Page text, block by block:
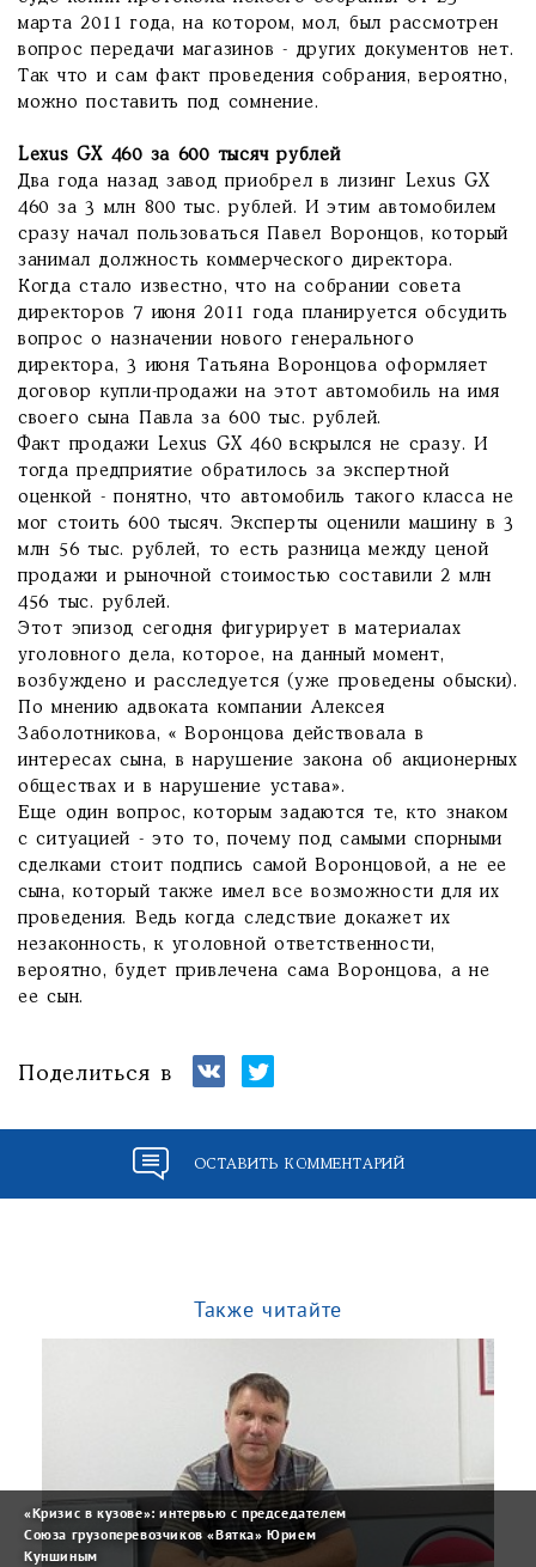
марта 2011 года, на котором, мол, был рассмотрен
вопрос передачи магазинов - других документов нет.
Так что и сам факт проведения собрания, вероятно,
можно поставить под сомнение.
Lexus GX 460 за 600 тысяч рублей
Два года назад завод приобрел в лизинг Lexus GX
460 за 3 млн 800 тыс. рублей. И этим автомобилем
сразу начал пользоваться Павел Воронцов, который
занимал должность коммерческого директора.
Когда стало известно, что на собрании совета
директоров 7 июня 2011 года планируется обсудить
вопрос о назначении нового генерального
директора, 3 июня Татьяна Воронцова оформляет
договор купли-продажи на этот автомобиль на имя
своего сына Павла за 600 тыс. рублей.
Факт продажи Lexus GX 460 вскрылся не сразу. И
тогда предприятие обратилось за экспертной
оценкой - понятно, что автомобиль такого класса не
мог стоить 600 тысяч. Эксперты оценили машину в 3
млн 56 тыс. рублей, то есть разница между ценой
продажи и рыночной стоимостью составили 2 млн
456 тыс. рублей.
Этот эпизод сегодня фигурирует в материалах
уголовного дела, которое, на данный момент,
возбуждено и расследуется (уже проведены обыски).
По мнению адвоката компании Алексея
Заболотникова, « Воронцова действовала в
интересах сына, в нарушение закона об акционерных
обществах и в нарушение устава».
Еще один вопрос, которым задаются те, кто знаком
с ситуацией - это то, почему под самыми спорными
сделками стоит подпись самой Воронцовой, а не ее
сына, который также имел все возможности для их
проведения. Ведь когда следствие докажет их
незаконность, к уголовной ответственности,
вероятно, будет привлечена сама Воронцова, а не
ее сын.
Поделиться в
ОСТАВИТЬ КОММЕНТАРИЙ
Также читайте
«Кризис в кузове»: интервью с председателем
Союза грузоперевозчиков «Вятка» Юрием
Куншиным